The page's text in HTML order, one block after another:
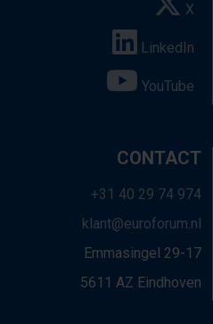
X
LinkedIn
YouTube
CONTACT
+31 40 29 74 974
klant@euroforum.nl
Emmasingel 29-17
5611 AZ Eindhoven